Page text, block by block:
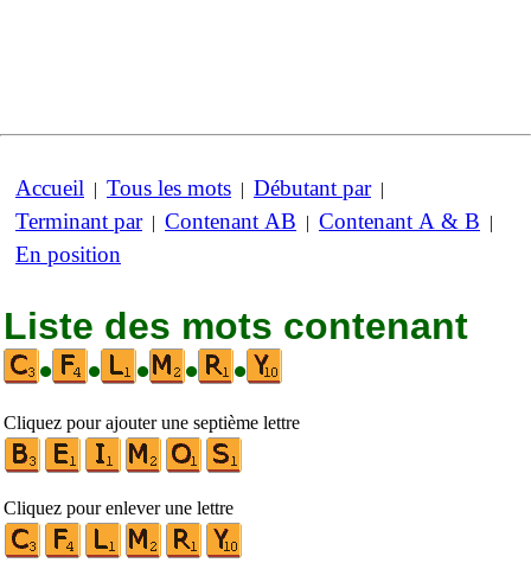
Accueil | Tous les mots | Débutant par|
Terminant par| Contenant AB | Contenant A & B |
En position
Liste des mots contenant
•
• • • •
Cliquez pour ajouter une septième lettre
Cliquez pour enlever une lettre